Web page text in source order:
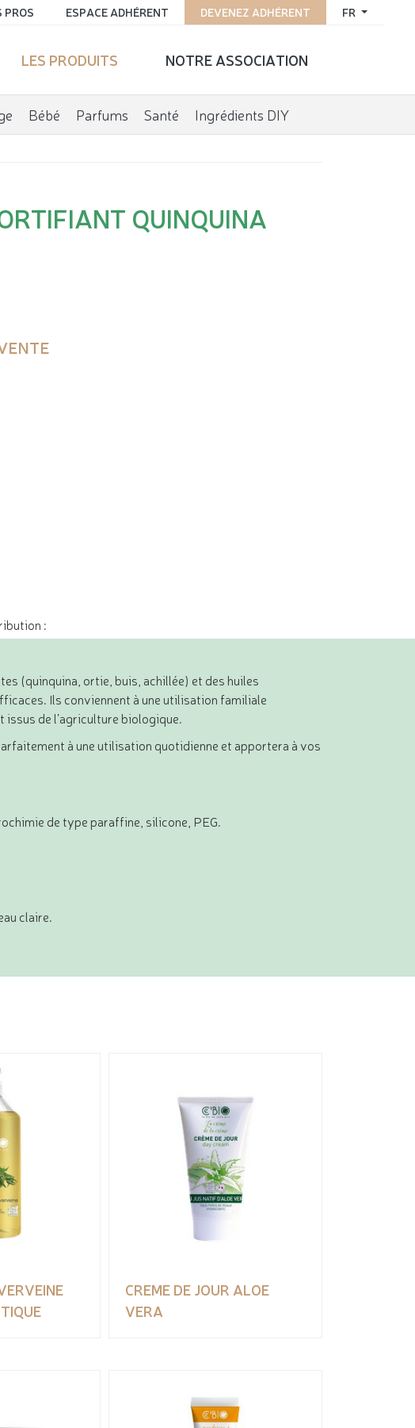
FR
DEVENEZ ADHÉRENT
ESPACE ADHÉRENT
PROS
LES PRODUITS NOTRE ASSOCIATION
Bébé Parfums Santé Ingrédients DIY
QUINQUINA
:
(quinquina, ortie, buis, achillée) et des huiles
Ils conviennent à une utilisation familiale
issus de l’agriculture biologique.
à une utilisation quotidienne et apportera à vos
de type paraffine, silicone, PEG.
claire.
CREME DE JOUR ALOE
VERA